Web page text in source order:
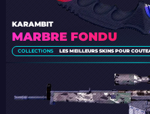
MARBRE FONDU
KARAMBIT
COLLECTIONS LES MEILLEURS SKINS POUR